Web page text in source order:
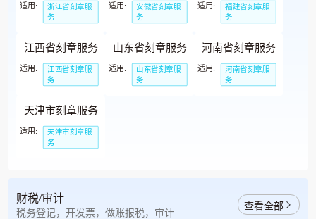
适用:
浙江省刻章服
务
适用:
安徽省刻章服
务
适用:
福建省刻章服
务
江西省刻章服务
适用:
江西省刻章服
务
山东省刻章服务
适用:
山东省刻章服
务
河南省刻章服务
适用:
河南省刻章服
务
天津市刻章服务
适用:
天津市刻章服
务
财税/审计
税务登记，开发票，做账报税，审计
查看全部